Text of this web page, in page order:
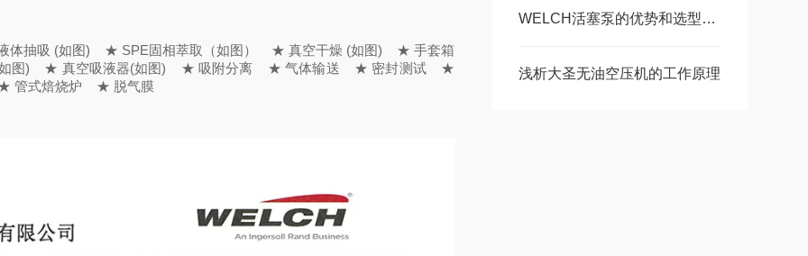
WELCH活塞泵的优势和选型要求介绍
浅析大圣无油空压机的工作原理
抽吸 (如图) ★ SPE固相萃取（如图） ★ 真空干燥 (如图) ★ 手套箱
图) ★ 真空吸液器(如图) ★ 吸附分离 ★ 气体输送 ★ 密封测试★
式焙烧炉 ★ 脱气膜